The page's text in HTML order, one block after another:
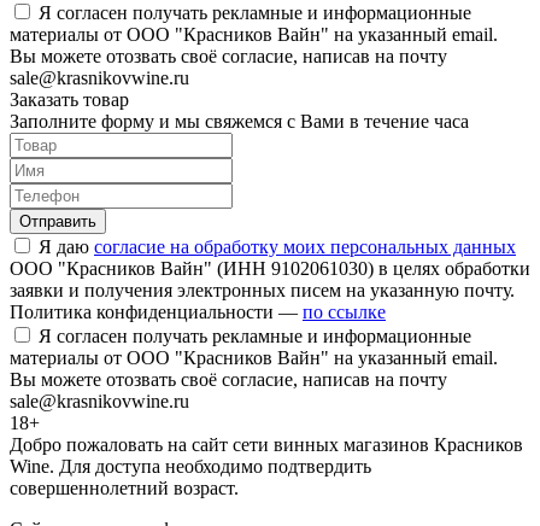
Я согласен получать рекламные и информационные
материалы от ООО "Красников Вайн" на указанный email.
Вы можете отозвать своё согласие, написав на почту
sale@krasnikovwine.ru
Заказать товар
Заполните форму и мы свяжемся с Вами в течение часа
Отправить
Я даю согласие на обработку моих персональных данных
ООО "Красников Вайн" (ИНН 9102061030) в целях обработки
заявки и получения электронных писем на указанную почту.
Политика конфиденциальности — по ссылке
Я согласен получать рекламные и информационные
материалы от ООО "Красников Вайн" на указанный email.
Вы можете отозвать своё согласие, написав на почту
sale@krasnikovwine.ru
18+
Добро пожаловать на сайт сети винных магазинов Красников
Wine. Для доступа необходимо подтвердить
совершеннолетний возраст.